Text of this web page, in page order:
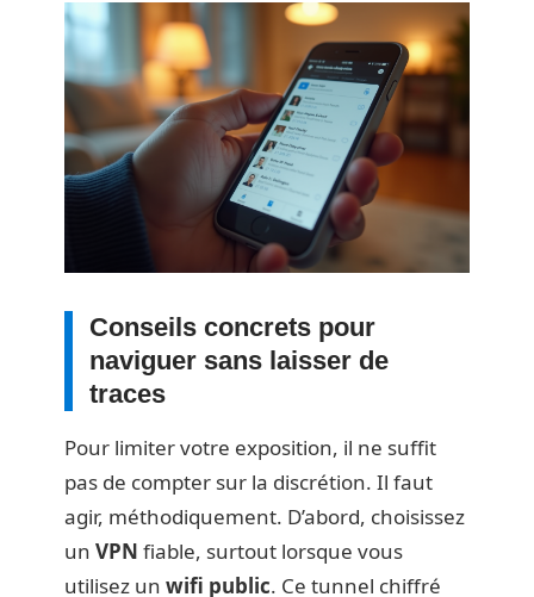
Conseils concrets pour
naviguer sans laisser de
traces
Pour limiter votre exposition, il ne suffit
pas de compter sur la discrétion. Il faut
agir, méthodiquement. D’abord, choisissez
un VPN fiable, surtout lorsque vous
utilisez un wifi public. Ce tunnel chiffré